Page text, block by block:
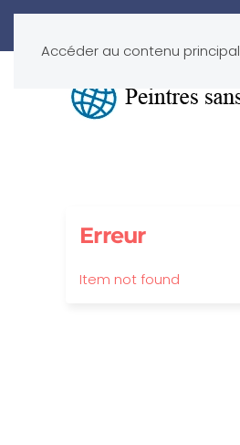
Accéder au contenu principal
Erreur
Item not found